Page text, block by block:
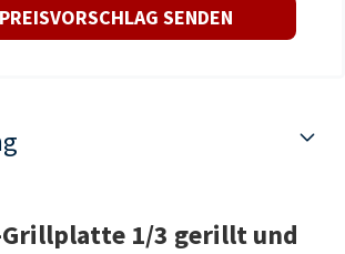
PREISVORSCHLAG SENDEN
1/3 gerillt und